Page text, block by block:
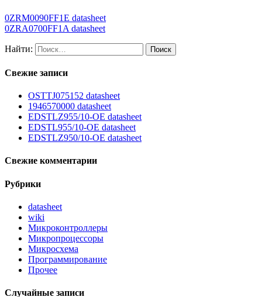
0ZRM0090FF1E datasheet
0ZRA0700FF1A datasheet
Найти:
Свежие записи
OSTTJ075152 datasheet
1946570000 datasheet
EDSTLZ955/10-OE datasheet
EDSTL955/10-OE datasheet
EDSTLZ950/10-OE datasheet
Свежие комментарии
Рубрики
datasheet
wiki
Микроконтроллеры
Микропроцессоры
Микросхема
Программирование
Прочее
Случайные записи